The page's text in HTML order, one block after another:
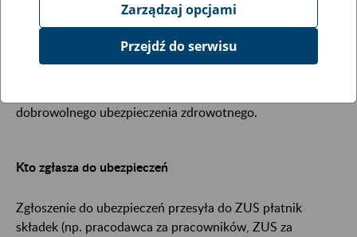
ubezpieczeniami społecznymi lub ubezpieczeniem
zdrowotnym, musi być zgłoszona do ubezpieczeń.
dobrowolnego ubezpieczenia zdrowotnego.
Kto zgłasza do ubezpieczeń
Zgłoszenie do ubezpieczeń przesyła do ZUS płatnik
składek (np. pracodawca za pracowników, ZUS za
Zarządzaj opcjami
Przejdź do serwisu